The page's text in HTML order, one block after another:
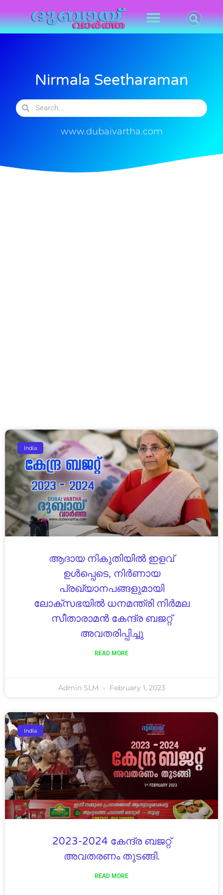
Nirmala Seetharaman
www.dubaivartha.com
India
ആദായ നികുതിയിൽ ഇളവ്
ഉൾപ്പെടെ, നിർണായ
പ്രഖ്യാനപങ്ങളുമായി
ലോക്സഭയിൽ ധനമന്ത്രി നിർമല
സീതാരാമൻ കേന്ദ്ര ബജറ്റ്
അവതരിപ്പിച്ചു
READ MORE
Admin SLM February 1, 2023
India
2023-2024 കേന്ദ്ര ബജറ്റ്
അവതരണം തുടങ്ങി.
READ MORE